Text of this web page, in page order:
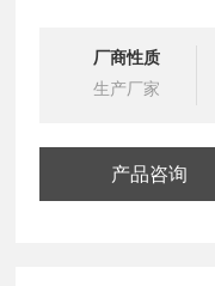
厂商性质
生产厂家
产品咨询